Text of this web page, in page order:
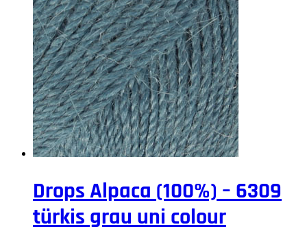
Drops Alpaca (100%) – 6309
türkis grau uni colour